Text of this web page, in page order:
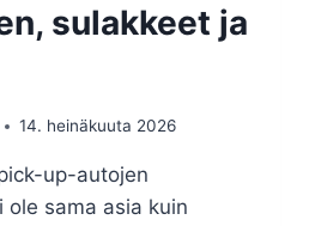
sulakkeet ja
14. heinäkuuta 2026
up-autojen
ole sama asia kuin